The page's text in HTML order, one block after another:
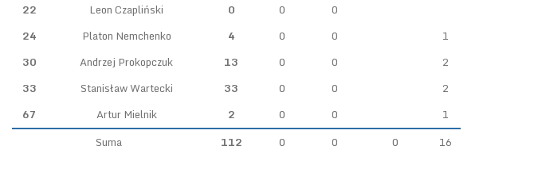
22
Leon Czapliński 0 0
0
24
Platon Nemchenko 4 0 0
1
30
Andrzej Prokopczuk 13 0 0
2
33
Stanisław Wartecki 33 0 0
2
67
Artur Mielnik 2 0 0
1
Suma
112 0 0 0 16